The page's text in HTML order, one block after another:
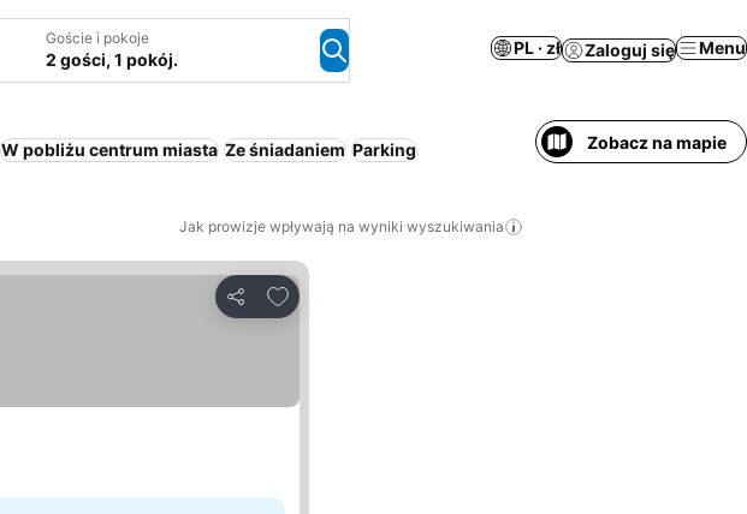
Goście i pokoje
2 gości, 1 pokój.
PL · zł Zaloguj się Menu
W pobliżu centrum miasta Ze śniadaniem Parking Zobacz na mapie
Jak prowizje wpływają na wyniki wyszukiwania
Udostępnij
Dodaj do ulubionych